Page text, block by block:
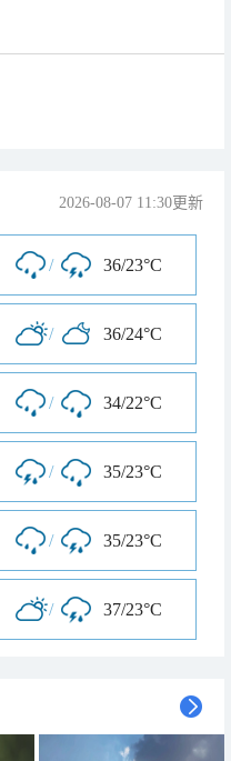
2026-08-07 11:30更新
/ 36/23°C
/ 36/24°C
/ 34/22°C
/ 35/23°C
/ 35/23°C
/ 37/23°C